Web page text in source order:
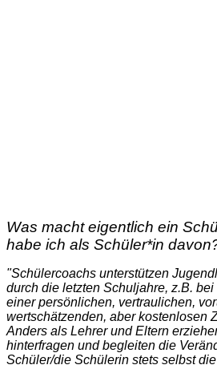
Was macht eigentlich ein
habe ich als Schüler*in
"Schülercoachs unterstützen
durch die letzten Schuljahre, z.B.
einer persönlichen, vertraulichen,
wertschätzenden, aber kostenlosen
Anders als Lehrer und Eltern
hinterfragen und begleiten die
Schüler/die Schülerin stets selbst